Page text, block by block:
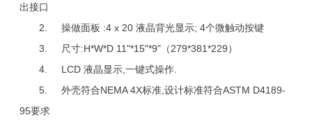
出接口
2. 操做面板 :4 x 20 液晶背光显示; 4个微触动按键
3. 尺寸:H*W*D 11"*15"*9"（279*381*229）
4. LCD 液晶显示,一键式操作.
5. 外壳符合NEMA 4X标准,设计标准符合ASTM D4189-
95要求